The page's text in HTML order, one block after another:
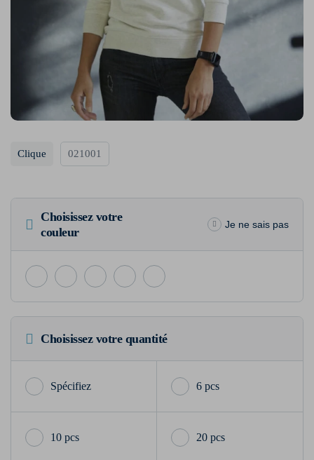
Clique 021001
Choisissez votre
couleur
Je ne sais pas
Choisissez votre quantité
6 pcs
10 pcs 20 pcs